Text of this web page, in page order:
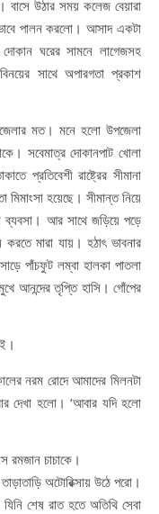
বাসে উঠার সময় কলেজ বেয়ারা
পালন করলো। আসাদ একটা
ঘরের সামনে লাগেজসহ
সাথে অপারগতা প্রকাশ
মত। মনে হলো উপজেলা
সবেমাত্র দোকানপাট খোলা
প্রতিবেশী রাষ্ট্রের সীমানা
হয়েছে। সীমান্ত নিয়ে
আর সাথে জড়িয়ে পড়ে
মারা যায়। হঠাৎ ভাবনার
পাঁচফুট লম্বা হালকা পাতলা
আনন্দের তৃপ্তি হাসি। গোঁপের
নরম রোদে আমাদের মিলনটা
হলো। ‘আবার যদি হলো
চাচাকে।
অটোরিক্সায় উঠে পরো।
শেষ রাত হতে অতিথি সেবা